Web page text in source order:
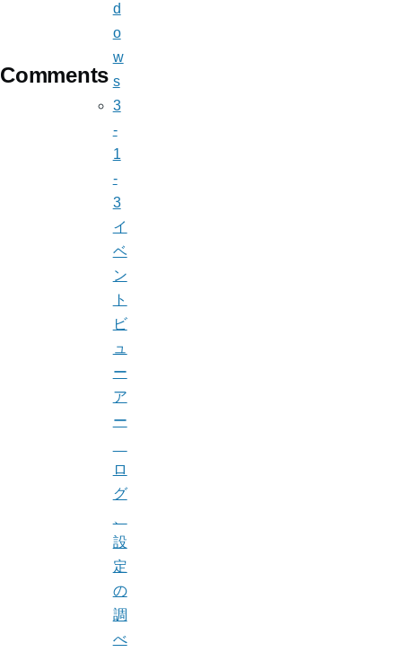
Comments
d
o
w
s
3
-
1
-
3
イ
ベ
ン
ト
ビ
ュ
ー
ア
ー
ロ
グ
設
定
の
調
べ